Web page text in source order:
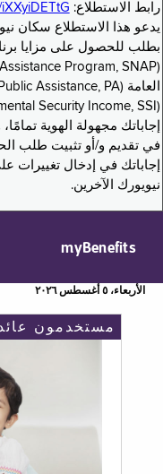
رابط الاستطلاع:
يدعو هذا الاستطلاع سكان
بطلب للحصول على مزايا
إجاباتك مجهولة الهوية
في تقديم و/أو تثبيت طلب
إجاباتك في إدخال تغييرات
نيويورك الآخرين.
myBenefits
الأربعاء، ٥ أغسطس ٢٠٢٦
مستخدمون